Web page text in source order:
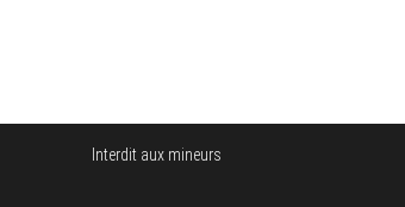
Interdit aux mineurs